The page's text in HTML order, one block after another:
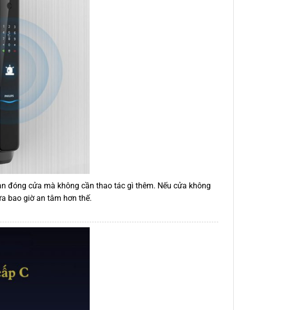
đóng cửa mà không cần thao tác gì thêm. Nếu cửa không
bao giờ an tâm hơn thế.